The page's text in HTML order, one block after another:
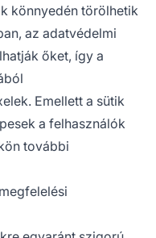
könnyedén törölhetik
az adatvédelmi
őket, így a
Emellett a sütik
a felhasználók
további